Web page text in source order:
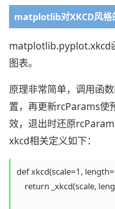
matplotlib对XKCD风格
matplotlib.pyplot.xkcd
图表。
原理非常简单，调用函
置，再更新rcParams使
效，退出时还原
xkcd相关定义如下：
def xkcd(scale=1,
return _xkcd(scale,